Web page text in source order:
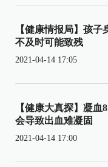
【健康情报局】孩
不及时可能致残
2021-04-14 17:05
【健康大真探】凝
会导致出血难凝固
2021-04-14 17:00